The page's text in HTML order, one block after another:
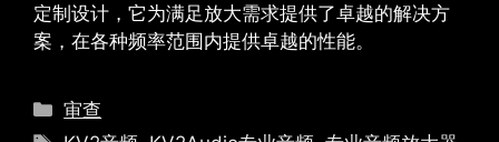
定制设计，它为满足放大需求提供了卓越的解决方
案，在各种频率范围内提供卓越的性能。
类
别
审查